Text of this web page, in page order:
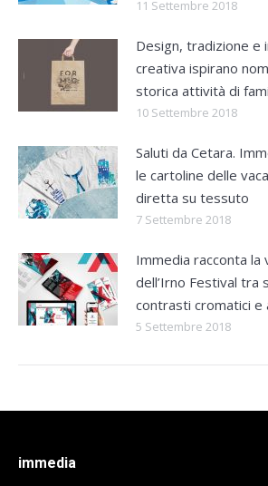
11 Settembre 2018
Design, tradizione e
creativa ispirano
storica attività di
10 Settembre 2018
Saluti da Cetara.
le cartoline delle
diretta su tessuto
7 Settembre 2018
Immedia racconta la
dell’Irno Festival tra
contrasti cromatici e
5 Settembre 2018
immedia